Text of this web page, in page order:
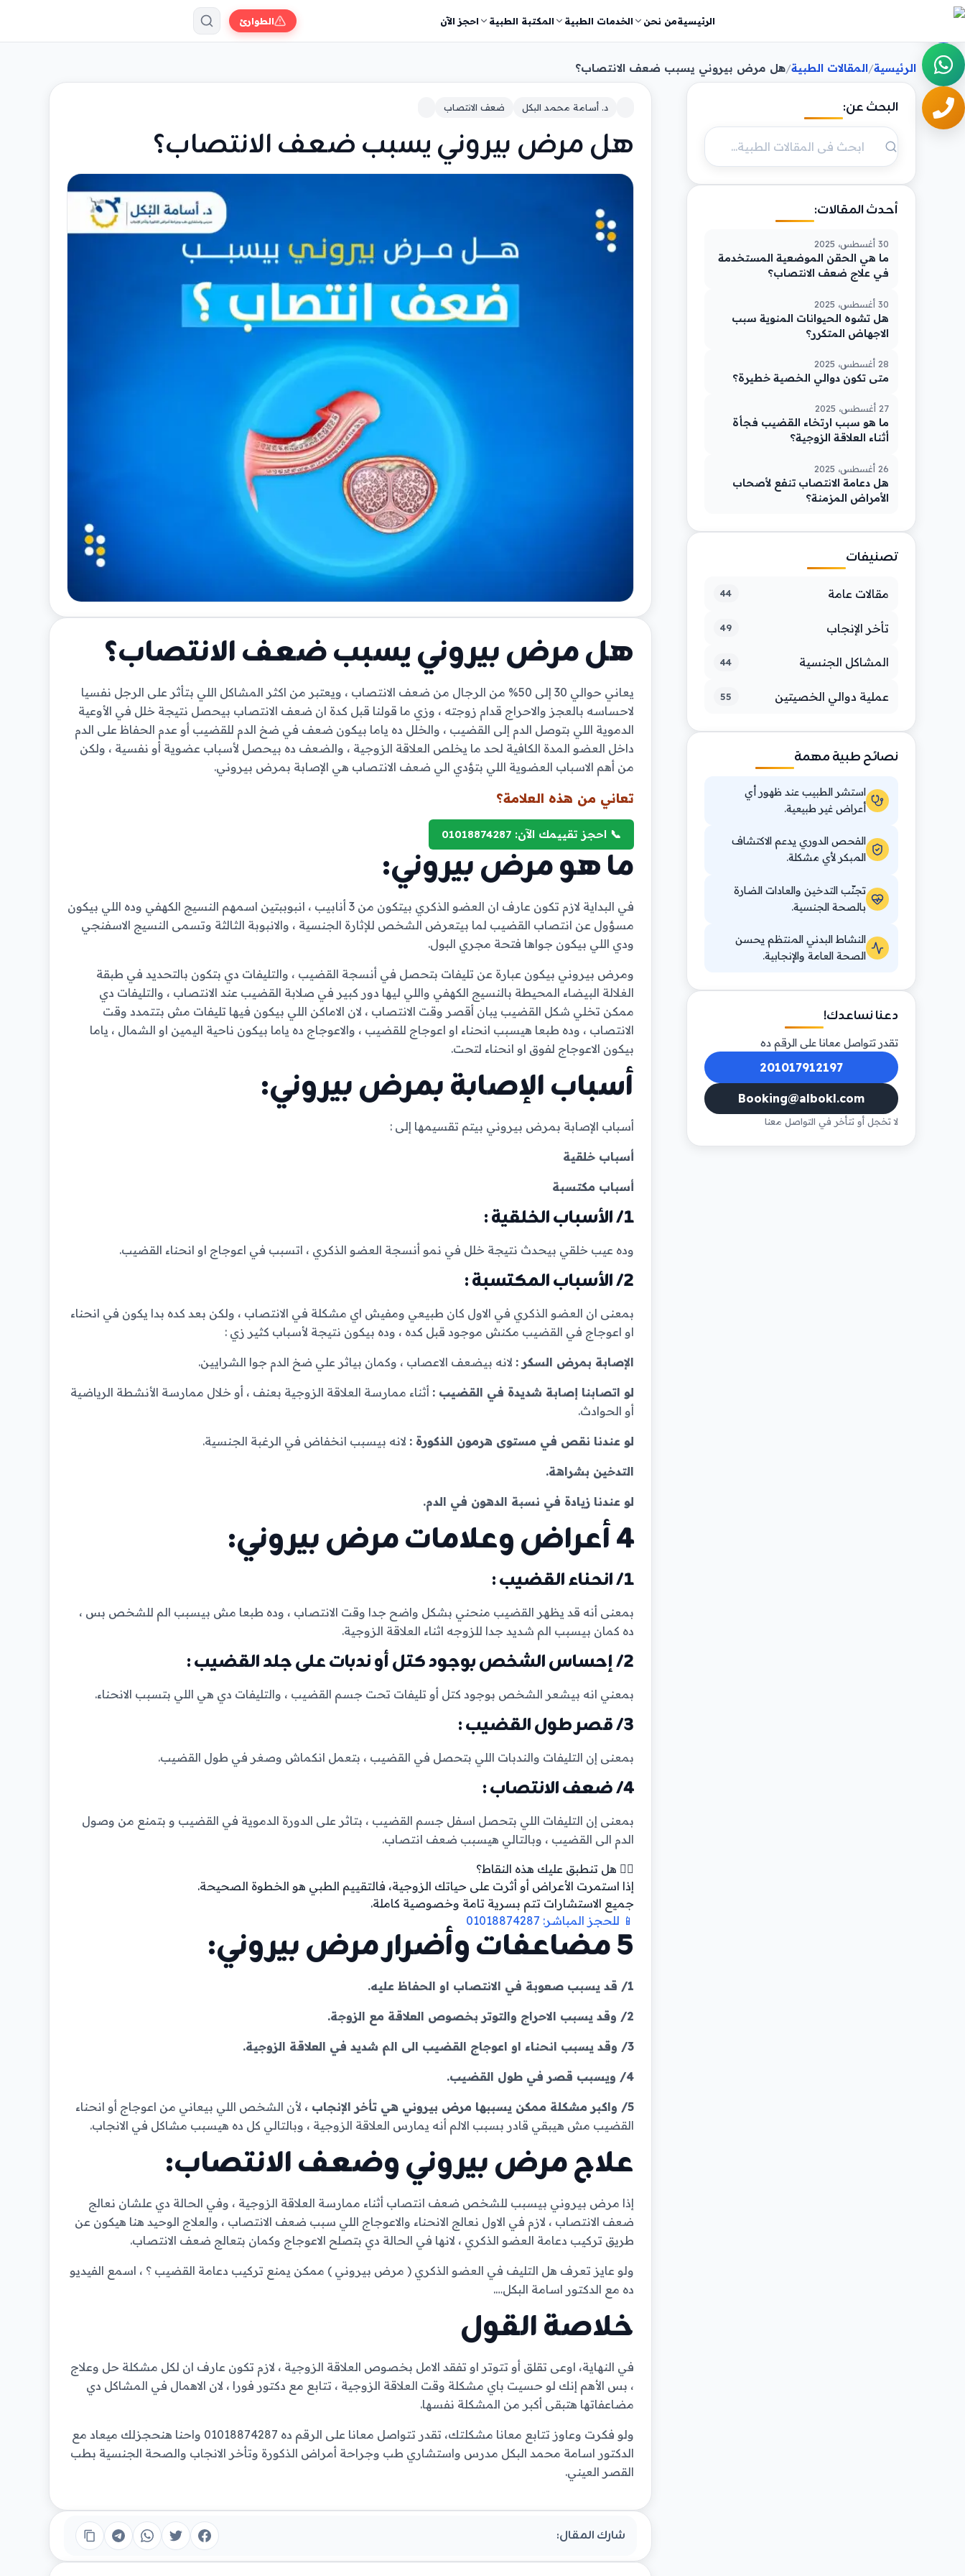
الرئيسيةمن نحن الخدمات الطبية المكتبة الطبية احجز الآن الطوارئ
الرئيسية/المقالات الطبية/هل مرض بيروني يسبب ضعف الانتصاب؟
البحث عن:
أحدث المقالات:
30 أغسطس، 2025
ما هي الحقن الموضعية المستخدمة
في علاج ضعف الانتصاب؟
30 أغسطس، 2025
هل تشوه الحيوانات المنوية سبب
الاجهاض المتكرر؟
28 أغسطس، 2025
متى تكون دوالي الخصية خطيرة؟
27 أغسطس، 2025
ما هو سبب ارتخاء القضيب فجأة
أثناء العلاقة الزوجية؟
26 أغسطس، 2025
هل دعامة الانتصاب تنفع لأصحاب
الأمراض المزمنة؟
تصنيفات
مقالات عامة 44
تأخر الإنجاب 49
المشاكل الجنسية 44
عملية دوالي الخصيتين 55
نصائح طبية مهمة
استشر الطبيب عند ظهور أي
أعراض غير طبيعية.
الفحص الدوري يدعم الاكتشاف
المبكر لأي مشكلة.
تجنّب التدخين والعادات الضارة
بالصحة الجنسية.
النشاط البدني المنتظم يحسن
الصحة العامة والإنجابية.
دعنا نساعدك!
تقدر تتواصل معانا على الرقم ده
201017912197
Booking@albokl.com
لا تخجل أو تتأخر في التواصل معنا
د. أسامة محمد البكل ضعف الانتصاب
هل مرض بيروني يسبب ضعف الانتصاب؟
هل مرض بيروني يسبب ضعف الانتصاب؟
يعاني حوالي 30 إلى 50% من الرجال من ضعف الانتصاب ، ويعتبر من اكثر المشاكل اللي بتأثر على الرجل نفسيا
لاحساسه بالعجز والاحراج قدام زوجته ، وزي ما قولنا قبل كدة ان ضعف الانتصاب بيحصل نتيجة خلل في الأوعية
الدموية اللي بتوصل الدم إلى القضيب ، والخلل ده ياما بيكون ضعف في ضخ الدم للقضيب أو عدم الحفاظ على الدم
داخل العضو المدة الكافية لحد ما يخلص العلاقة الزوجية ، والضعف ده بيحصل لأسباب عضوية أو نفسية ، ولكن
من أهم الاسباب العضوية اللي بتؤدي الي ضعف الانتصاب هي الإصابة بمرض بيروني.
تعاني من هذه العلامة؟
📞 احجز تقييمك الآن: 01018874287
ما هو مرض بيروني:
في البداية لازم تكون عارف ان العضو الذكري بيتكون من 3 أنابيب ، انبوببتين اسمهم النسيج الكهفي وده اللي بيكون
مسؤول عن انتصاب القضيب لما بيتعرض الشخص للإثارة الجنسية ، والانبوبة الثالثة وتسمى النسيج الاسفنجي
ودي اللي بيكون جواها فتحة مجري البول.
ومرض بيروني بيكون عبارة عن تليفات بتحصل في أنسجة القضيب ، والتليفات دي بتكون بالتحديد في طبقة
الغلالة البيضاء المحيطة بالنسيج الكهفي واللي ليها دور كبير في صلابة القضيب عند الانتصاب ، والتليفات دي
ممكن تخلي شكل القضيب يبان أقصر وقت الانتصاب ، لان الاماكن اللي بيكون فيها تليفات مش بتتمدد وقت
الانتصاب ، وده طبعا هيسبب انحناء او اعوجاج للقضيب ، والاعوجاج ده ياما بيكون ناحية اليمين او الشمال ، ياما
بيكون الاعوجاج لفوق او انحناء لتحت.
أسباب الإصابة بمرض بيروني:
أسباب الإصابة بمرض بيروني بيتم تقسيمها إلى :
أسباب خلقية
أسباب مكتسبة
1/ الأسباب الخلقية :
وده عيب خلقي بيحدث نتيجة خلل في نمو أنسجة العضو الذكري ، اتسبب في اعوجاج او انحناء القضيب.
2/ الأسباب المكتسبة :
بمعنى ان العضو الذكري في الاول كان طبيعي ومفيش اي مشكلة في الانتصاب ، ولكن بعد كده بدا يكون في انحناء
او اعوجاج في القضيب مكنش موجود قبل كده ، وده بيكون نتيجة لأسباب كثير زي :
الإصابة بمرض السكر : لانه بيضعف الاعصاب ، وكمان بياثر علي ضخ الدم جوا الشرايين.
لو اتصابنا إصابة شديدة في القضيب : أثناء ممارسة العلاقة الزوجية بعنف ، أو خلال ممارسة الأنشطة الرياضية
أو الحوادث.
لو عندنا نقص في مستوى هرمون الذكورة : لانه بيسبب انخفاض في الرغبة الجنسية.
التدخين بشراهة.
لو عندنا زيادة في نسبة الدهون في الدم.
4 أعراض وعلامات مرض بيروني:
1/ انحناء القضيب :
بمعنى أنه قد يظهر القضيب منحني بشكل واضح جدا وقت الانتصاب ، وده طبعا مش بيسبب الم للشخص بس ،
ده كمان بيسبب الم شديد جدا للزوجه اثناء العلاقة الزوجية.
2/ إحساس الشخص بوجود كتل أو ندبات على جلد القضيب :
بمعني انه بيشعر الشخص بوجود كتل أو تليفات تحت جسم القضيب ، والتليفات دي هي اللي بتسبب الانحناء.
3/ قصر طول القضيب :
بمعنى إن التليفات والندبات اللي بتحصل في القضيب ، بتعمل انكماش وصغر في طول القضيب.
4/ ضعف الانتصاب :
بمعنى إن التليفات اللي بتحصل اسفل جسم القضيب ، بتاثر على الدورة الدموية في القضيب و بتمنع من وصول
الدم الى القضيب ، وبالتالي هيسبب ضعف انتصاب.
👨‍⚕️ هل تنطبق عليك هذه النقاط؟
إذا استمرت الأعراض أو أثرت على حياتك الزوجية، فالتقييم الطبي هو الخطوة الصحيحة.
جميع الاستشارات تتم بسرية تامة وخصوصية كاملة.
📱 للحجز المباشر: 01018874287
5 مضاعفات وأضرار مرض بيروني:
1/ قد يسبب صعوبة في الانتصاب او الحفاظ عليه.
2/ وقد يسبب الاحراج والتوتر بخصوص العلاقة مع الزوجة.
3/ وقد يسبب انحناء او اعوجاج القضيب الى الم شديد في العلاقة الزوجية.
4/ ويسبب قصر في طول القضيب.
5/ واكبر مشكلة ممكن يسببها مرض بيروني هي تأخر الإنجاب ،
لأن الشخص اللي بيعاني من اعوجاج أو انحناء
القضيب مش هيبقي قادر بسبب الالم أنه يمارس العلاقة الزوجية ، وبالتالي كل ده هيسبب مشاكل في الانجاب.
علاج مرض بيروني وضعف الانتصاب:
إذا مرض بيروني بيسبب للشخص ضعف انتصاب أثناء ممارسة العلاقة الزوجية ، وفي الحالة دي علشان نعالج
ضعف الانتصاب ، لازم في الاول نعالج الانحناء والاعوجاج اللي سبب ضعف الانتصاب ، والعلاج الوحيد هنا هيكون عن
طريق تركيب دعامة العضو الذكري ، لانها في الحالة دي بتصلح الاعوجاج وكمان بتعالج ضعف الانتصاب.
ولو عايز تعرف هل التليف في العضو الذكري ( مرض بيروني ) ممكن يمنع تركيب دعامة القضيب ؟ ، اسمع الفيديو
ده مع الدكتور اسامة البكل….
خلاصة القول
في النهاية، اوعى تقلق أو تتوتر او تفقد الامل بخصوص العلاقة الزوجية ، لازم تكون عارف ان لكل مشكلة حل وعلاج
، بس الأهم إنك لو حسيت باي مشكلة وقت العلاقة الزوجية ، تتابع مع دكتور فورا ، لان الاهمال في المشاكل دي
مضاعفاتها هتبقى أكبر من المشكلة نفسها.
ولو فكرت وعاوز تتابع معانا مشكلتك، تقدر تتواصل معانا على الرقم ده 01018874287 واحنا هنحجزلك ميعاد مع
الدكتور اسامة محمد البكل مدرس واستشاري طب وجراحة أمراض الذكورة وتأخر الانجاب والصحة الجنسية بطب
القصر العيني.
شارك المقال: